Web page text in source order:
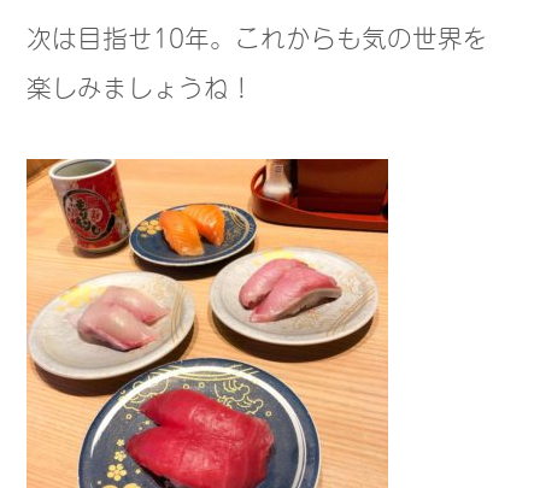
次は目指せ10年。これからも気の世界を
楽しみましょうね！